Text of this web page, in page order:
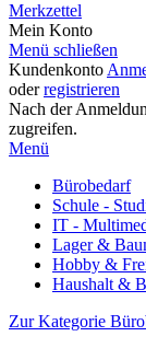
Merkzettel
Mein Konto
Menü schließen
Kundenkonto
oderregistrieren
Nach der
zugreifen.
Menü
Bürobedarf
Schule -
IT -
Lager &
Hobby &
Haushalt &
Zur Kategorie